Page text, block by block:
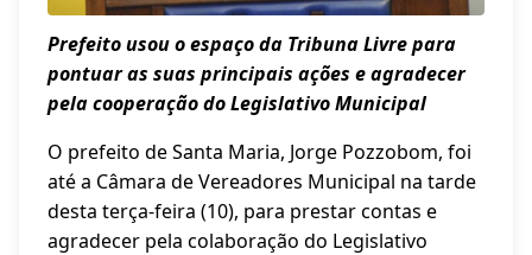
Prefeito usou o espaço da Tribuna Livre para
pontuar as suas principais ações e agradecer
pela cooperação do Legislativo Municipal
O prefeito de Santa Maria, Jorge Pozzobom, foi
até a Câmara de Vereadores Municipal na tarde
desta terça-feira (10), para prestar contas e
agradecer pela colaboração do Legislativo